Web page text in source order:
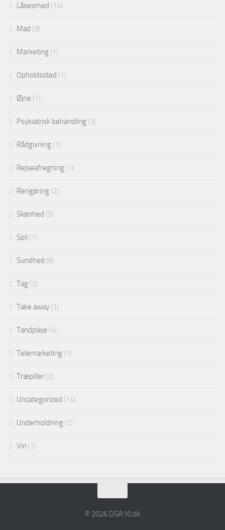
Låsesmed (14)
Mad (3)
Marketing (1)
Opholdssted (1)
Øjne (1)
Psykiatrisk behandling (3)
Rådgivning (1)
Rejseafregning (1)
Rengøring (2)
Skønhed (5)
Spil (1)
Sundhed (8)
Tag (2)
Take away (1)
Tandpleje (4)
Telemarketing (1)
Træpiller (2)
Uncategorized (14)
Underholdning (2)
Vin (1)
© 2026 DGA10.dk